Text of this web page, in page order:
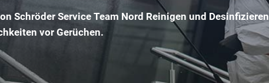
Schröder Service Team Nord Reinigen und Desinfizieren
vor Gerüchen.